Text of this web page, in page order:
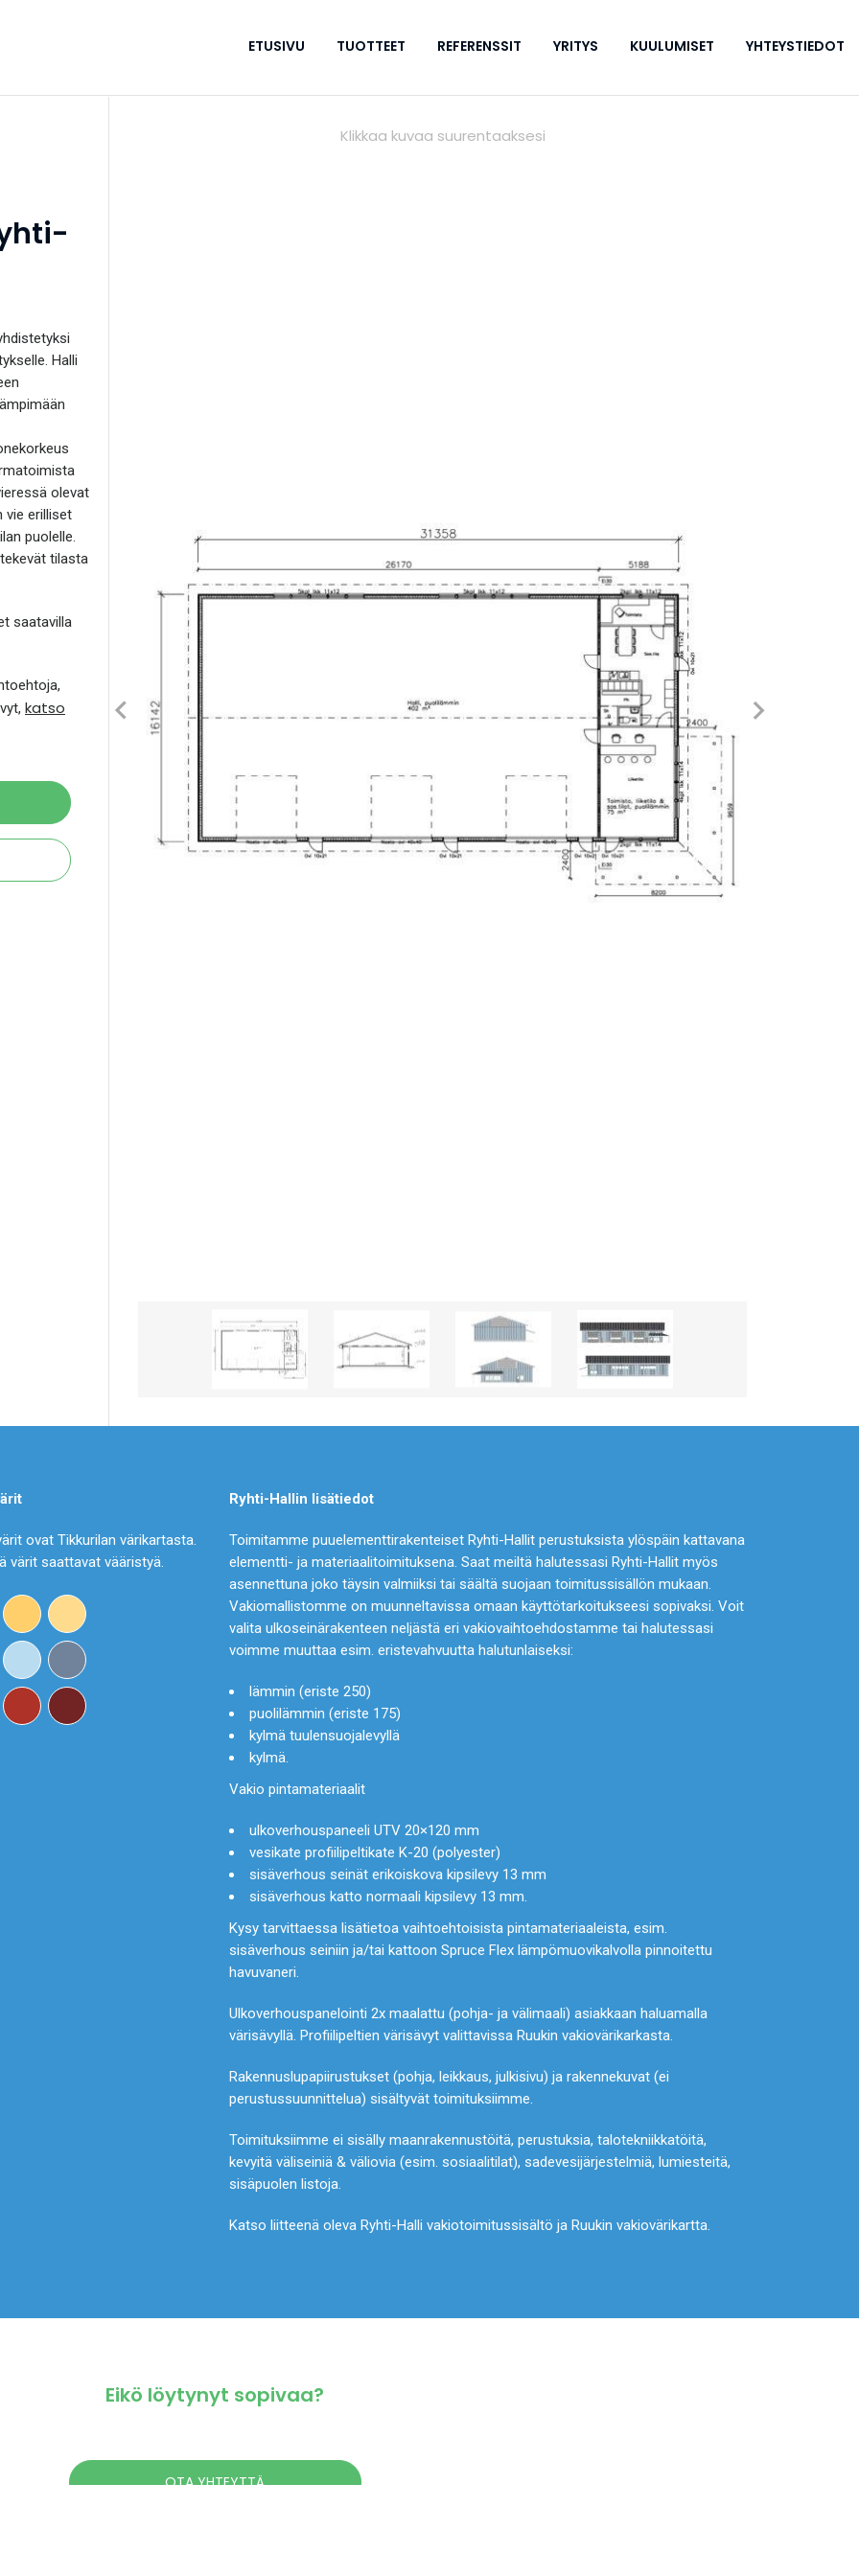
ETUSIVU TUOTTEET REFERENSSIT YRITYS KUULUMISET YHTEYSTIEDOT
Halli
olevat
vie erilliset
puolelle.
tilasta
saatavilla
katso
ovat Tikkurilan värikartasta.
värit saattavat vääristyä.
Ryhti-Hallin lisätiedot
Toimitamme puuelementtirakenteiset Ryhti-Hallit perustuksista ylöspäin kattavana
elementti- ja materiaalitoimituksena. Saat meiltä halutessasi Ryhti-Hallit myös
asennettuna joko täysin valmiiksi tai säältä suojaan toimitussisällön mukaan.
Vakiomallistomme on muunneltavissa omaan käyttötarkoitukseesi sopivaksi. Voit
valita ulkoseinärakenteen neljästä eri vakiovaihtoehdostamme tai halutessasi
voimme muuttaa esim. eristevahvuutta halutunlaiseksi:
lämmin (eriste 250)
puolilämmin (eriste 175)
kylmä tuulensuojalevyllä
kylmä.
Vakio pintamateriaalit
ulkoverhouspaneeli UTV 20×120 mm
vesikate profiilipeltikate K-20 (polyester)
sisäverhous seinät erikoiskova kipsilevy 13 mm
sisäverhous katto normaali kipsilevy 13 mm.
Kysy tarvittaessa lisätietoa vaihtoehtoisista pintamateriaaleista, esim.
sisäverhous seiniin ja/tai kattoon Spruce Flex lämpömuovikalvolla pinnoitettu
havuvaneri.
Ulkoverhouspanelointi 2x maalattu (pohja- ja välimaali) asiakkaan haluamalla
värisävyllä. Profiilipeltien värisävyt valittavissa Ruukin vakiovärikarkasta.
Rakennuslupapiirustukset (pohja, leikkaus, julkisivu) ja rakennekuvat (ei
perustussuunnittelua) sisältyvät toimituksiimme.
Toimituksiimme ei sisälly maanrakennustöitä, perustuksia, talotekniikkatöitä,
kevyitä väliseiniä & väliovia (esim. sosiaalitilat), sadevesijärjestelmiä, lumiesteitä,
sisäpuolen listoja.
Katso liitteenä oleva Ryhti-Halli vakiotoimitussisältö ja Ruukin vakiovärikartta.
Eikö löytynyt sopivaa?
OTA YHTEYTTÄ